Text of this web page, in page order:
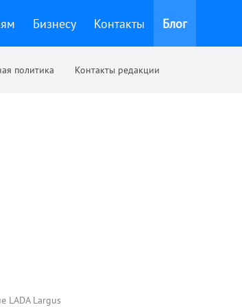
Бизнесу Контакты Блог
политика Контакты редакции
LADA Largus